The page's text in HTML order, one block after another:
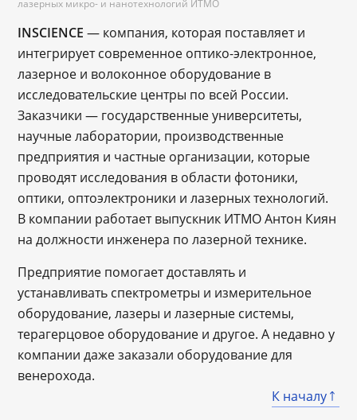
лазерных микро- и нанотехнологий ИТМО
INSCIENCE — компания, которая поставляет и
интегрирует современное оптико-электронное,
лазерное и волоконное оборудование в
исследовательские центры по всей России.
Заказчики — государственные университеты,
научные лаборатории, производственные
предприятия и частные организации, которые
проводят исследования в области фотоники,
оптики, оптоэлектроники и лазерных технологий.
В компании работает выпускник ИТМО Антон Киян
на должности инженера по лазерной технике.
Предприятие помогает доставлять и
устанавливать спектрометры и измерительное
оборудование, лазеры и лазерные системы,
терагерцовое оборудование и другое. А недавно у
компании даже заказали оборудование для
венерохода.
К началу